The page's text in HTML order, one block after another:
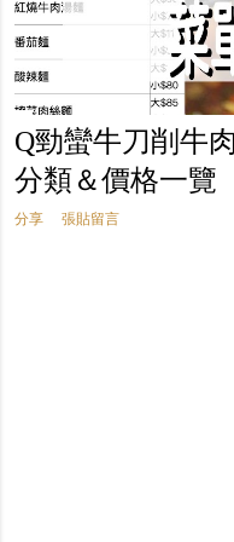
Q勁蠻牛刀削牛
分類＆價格一覽
分享 張貼留言